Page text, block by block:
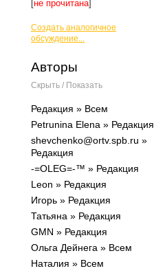
[не прочитана]
Создать аналогичное
обсуждение...
Авторы
Скрыть / Показать
Редакция » Всем
Petrunina Elena » Редакция
shevchenko@ortv.spb.ru »
Редакция
-=OLEG=-™ » Редакция
Leon » Редакция
Игорь » Редакция
Татьяна » Редакция
GMN » Редакция
Ольга Дейнега » Всем
Наталия » Всем